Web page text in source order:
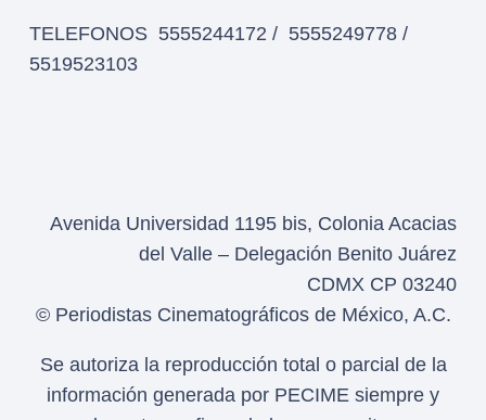
TELEFONOS 5555244172 / 5555249778 /
5519523103
Avenida Universidad 1195 bis, Colonia Acacias
del Valle – Delegación Benito Juárez
CDMX CP 03240
© Periodistas Cinematográficos de México, A.C.
Se autoriza la reproducción total o parcial de la
información generada por PECIME siempre y